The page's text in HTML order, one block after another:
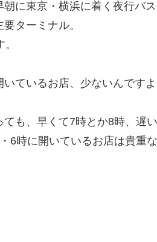
に東京・横浜に着く夜行バ
ターミナル。
ているお店、少ないんです
も、早くて7時とか8時、遅
6時に開いているお店は貴重な